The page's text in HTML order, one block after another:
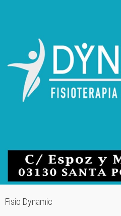
Fisio Dynamic